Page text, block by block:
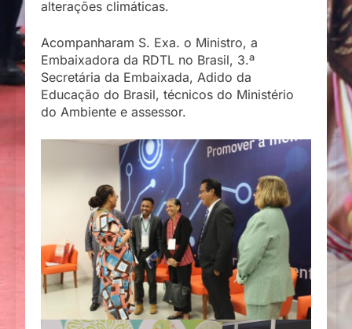
alterações climáticas.
Acompanharam S. Exa. o Ministro, a
Embaixadora da RDTL no Brasil, 3.ª
Secretária da Embaixada, Adido da
Educação do Brasil, técnicos do Ministério
do Ambiente e assessor.